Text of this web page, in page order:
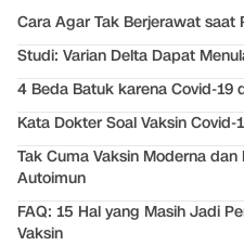
Cara Agar Tak Berjerawat saat
Studi: Varian Delta Dapat
4 Beda Batuk karena Covid-19
Kata Dokter Soal Vaksin
Tak Cuma Vaksin Moderna
Autoimun
FAQ: 15 Hal yang Masih Jadi
Vaksin